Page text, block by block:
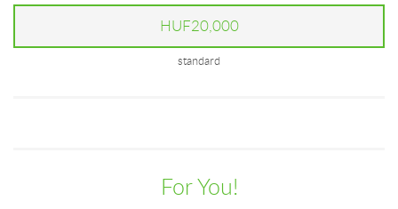
HUF20,000
standard
For You!